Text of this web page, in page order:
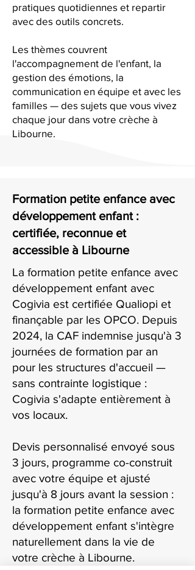
pratiques quotidiennes et repartir
avec des outils concrets.
Les thèmes couvrent
l'accompagnement de l'enfant, la
gestion des émotions, la
communication en équipe et avec les
familles — des sujets que vous vivez
chaque jour dans votre crèche à
Libourne.
Formation petite enfance avec
développement enfant :
certifiée, reconnue et
accessible à Libourne
La formation petite enfance avec
développement enfant avec
Cogivia est certifiée Qualiopi et
finançable par les OPCO. Depuis
2024, la CAF indemnise jusqu'à 3
journées de formation par an
pour les structures d'accueil —
sans contrainte logistique :
Cogivia s'adapte entièrement à
vos locaux.
Devis personnalisé envoyé sous
3 jours, programme co-construit
avec votre équipe et ajusté
jusqu'à 8 jours avant la session :
la formation petite enfance avec
développement enfant s'intègre
naturellement dans la vie de
votre crèche à Libourne.